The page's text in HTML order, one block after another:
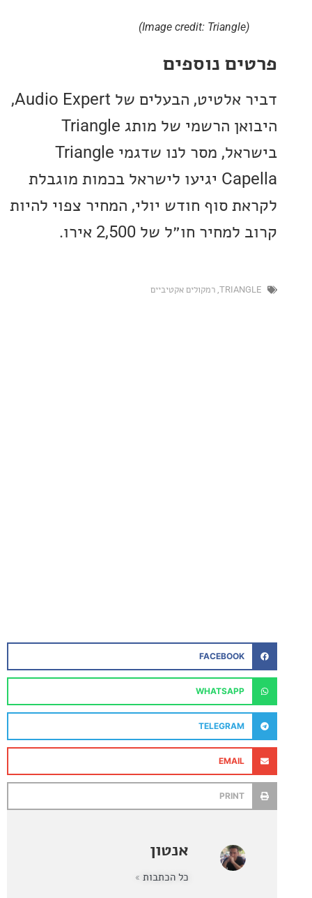
נוספים
דביר אלטיט, הבעלים של Audio Expert,
היבואן הרשמי של מותג Triangle
בישראל, מסר לנו שדגמי Triangle
Capella יגיעו לישראל בכמות מוגבלת
סוף חודש יולי, המחיר צפוי להיות
חו״ל של 2,500 אירו.
רמקולים אקטיביים
FACEBOOK
WHATSAPP
TELEGRAM
אנטון